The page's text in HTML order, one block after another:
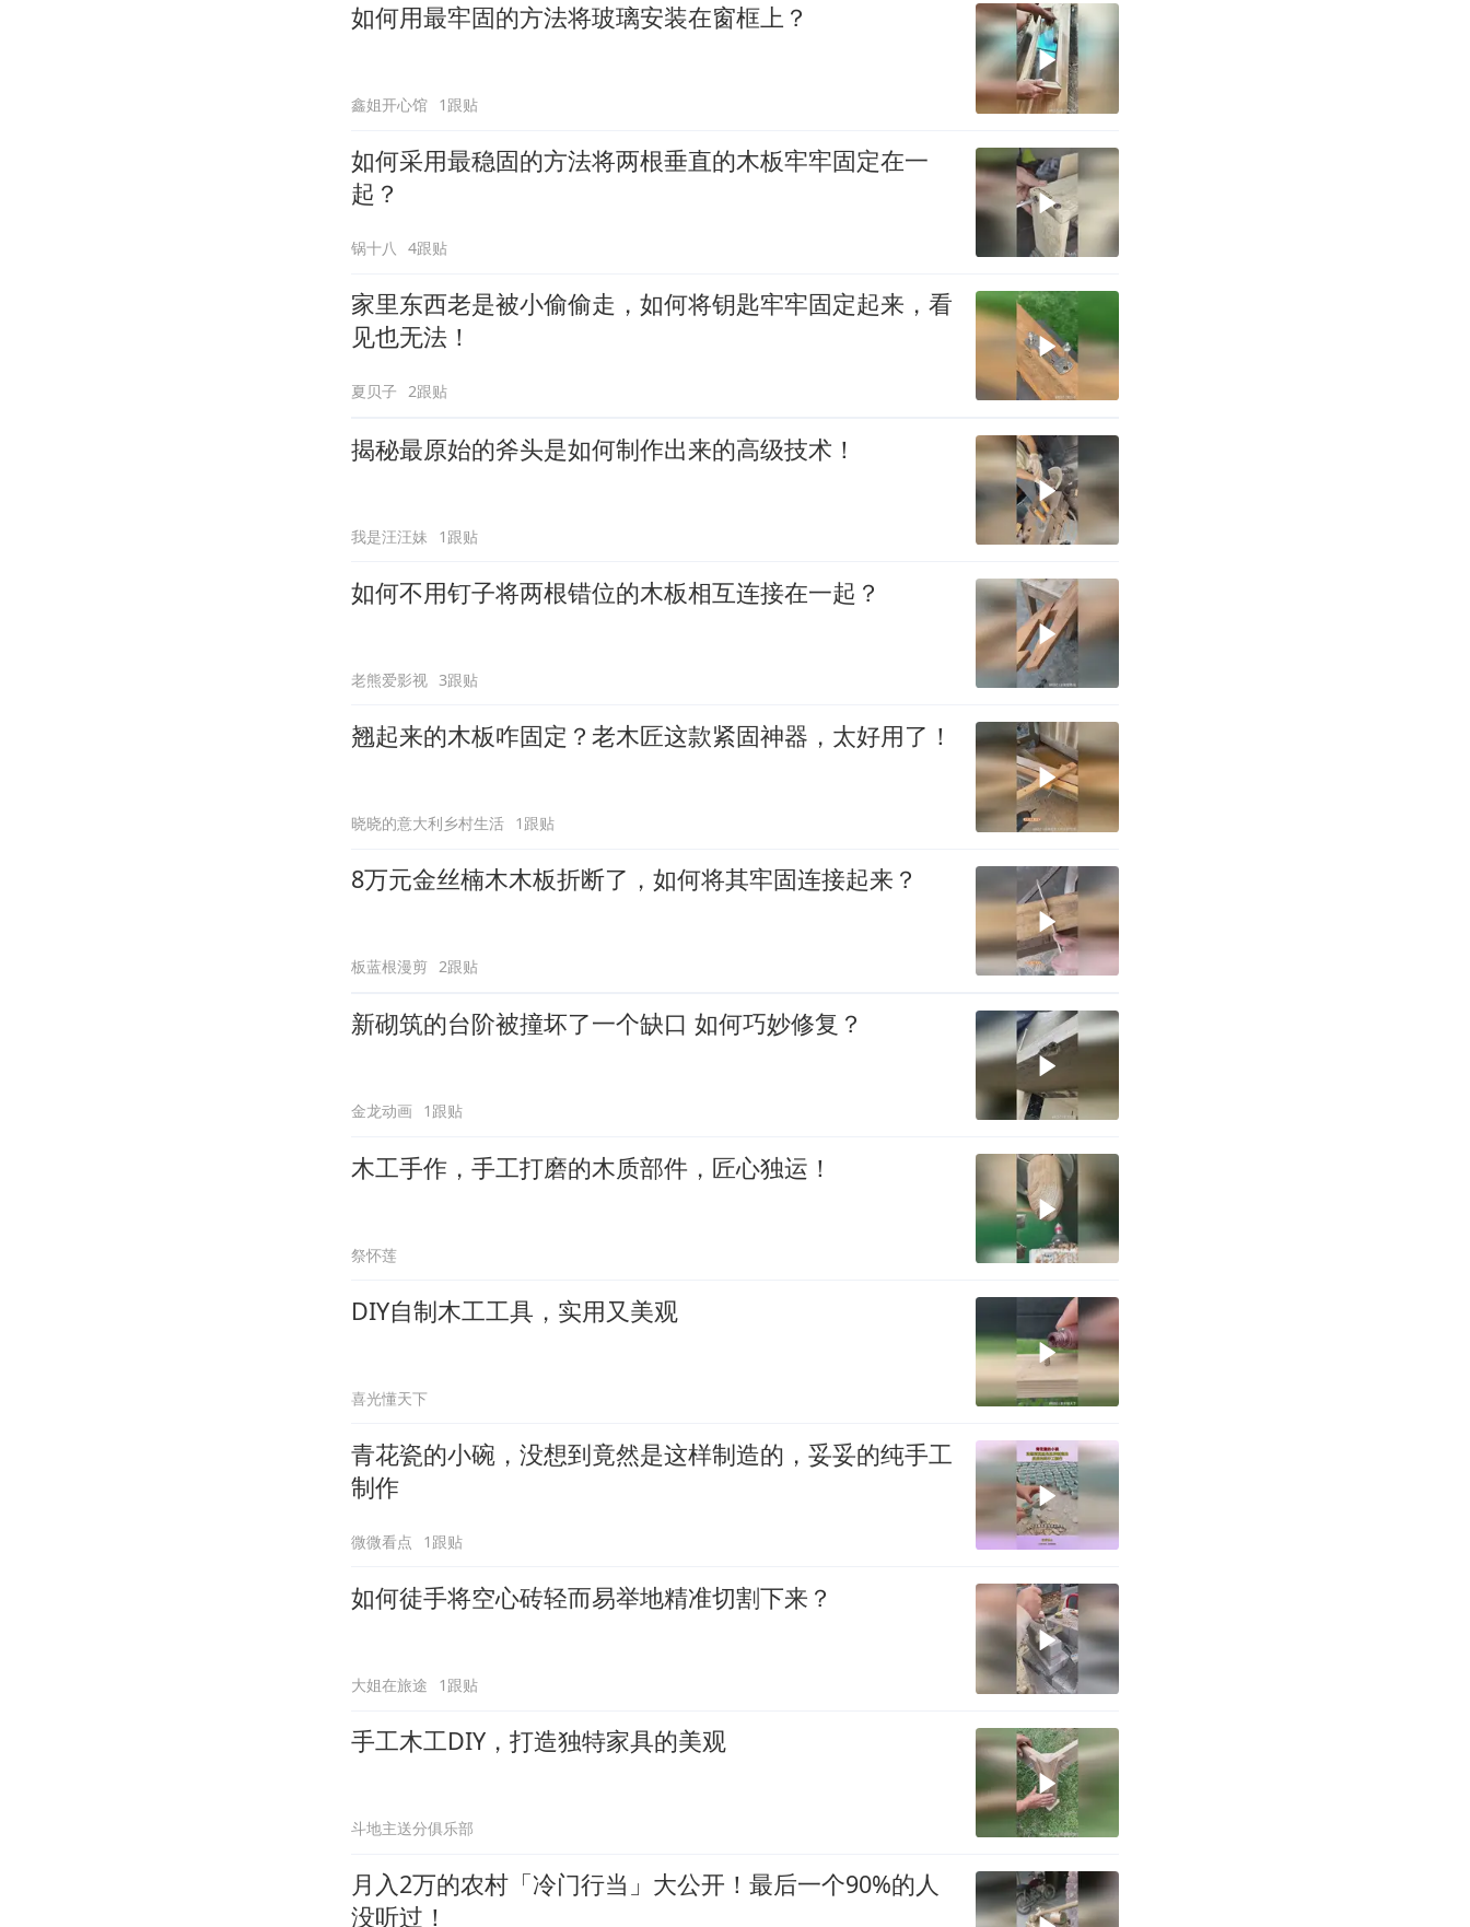
如何用最牢固的方法将玻璃安装在窗框上？
鑫姐开心馆 1跟贴
如何采用最稳固的方法将两根垂直的木板牢牢固定在一
起？
锅十八 4跟贴
家里东西老是被小偷偷走，如何将钥匙牢牢固定起来，看
见也无法！
夏贝子 2跟贴
揭秘最原始的斧头是如何制作出来的高级技术！
我是汪汪妹 1跟贴
如何不用钉子将两根错位的木板相互连接在一起？
老熊爱影视 3跟贴
翘起来的木板咋固定？老木匠这款紧固神器，太好用了！
晓晓的意大利乡村生活 1跟贴
8万元金丝楠木木板折断了，如何将其牢固连接起来？
板蓝根漫剪 2跟贴
新砌筑的台阶被撞坏了一个缺口 如何巧妙修复？
金龙动画 1跟贴
木工手作，手工打磨的木质部件，匠心独运！
祭怀莲
DIY自制木工工具，实用又美观
喜光懂天下
青花瓷的小碗，没想到竟然是这样制造的，妥妥的纯手工
制作
微微看点 1跟贴
如何徒手将空心砖轻而易举地精准切割下来？
大姐在旅途 1跟贴
手工木工DIY，打造独特家具的美观
斗地主送分俱乐部
月入2万的农村「冷门行当」大公开！最后一个90%的人
没听过！